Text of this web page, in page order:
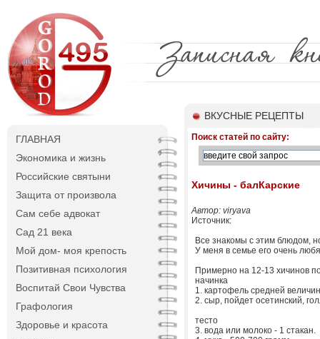
ГЛАВНАЯ
Экономика и жизнь
Российские святыни
Защита от произвола
Сам себе адвокат
Сад 21 века
Мой дом- моя крепость
Позитивная психология
Воспитай Свои Чувства
Графология
Здоровье и красота
ВКУСНЫЕ РЕЦЕПТЫ
Поиск статей по сайту:
Хичины - балКарские
Автор: viryava
Источник:
Все знакомы с этим блюдом,
У меня в семье его очень
Примерно на 12-13 хичинов
начинка
1. картофель средней
2. сыр, пойдет осетинский,
тесто
3. вода или молоко - 1 стакан.